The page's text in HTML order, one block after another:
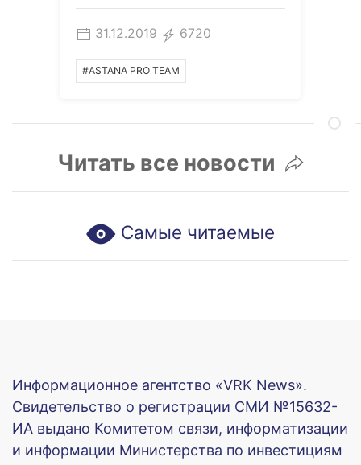
31.12.2019 6720
#ASTANA PRO TEAM
Читать все новости
Самые читаемые
Информационное агентство «VRK News».
Свидетельство о регистрации СМИ №15632-
ИА выдано Комитетом связи, информатизации
и информации Министерства по инвестициям